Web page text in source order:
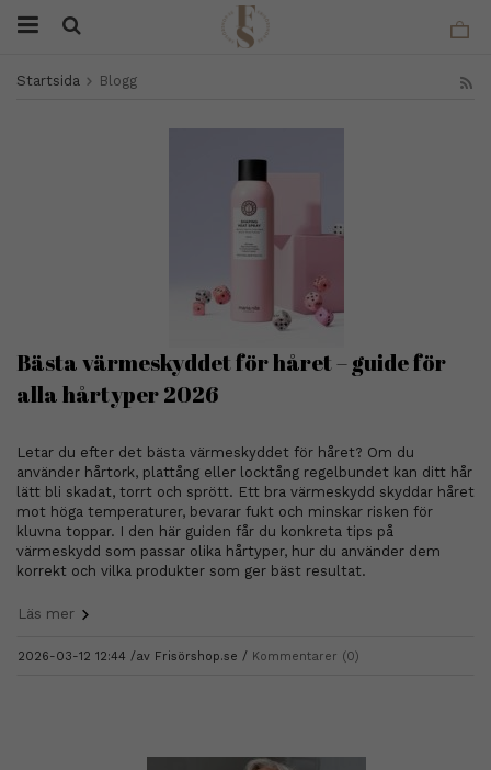
Startsida Blogg
Bästa värmeskyddet för håret – guide för
alla hårtyper 2026
Letar du efter det bästa värmeskyddet för håret? Om du
använder hårtork, plattång eller locktång regelbundet kan ditt hår
lätt bli skadat, torrt och sprött. Ett bra värmeskydd skyddar håret
mot höga temperaturer, bevarar fukt och minskar risken för
kluvna toppar. I den här guiden får du konkreta tips på
värmeskydd som passar olika hårtyper, hur du använder dem
korrekt och vilka produkter som ger bäst resultat.
2026-03-12 12:44 /av Frisörshop.se Kommentarer (0)
Läs mer